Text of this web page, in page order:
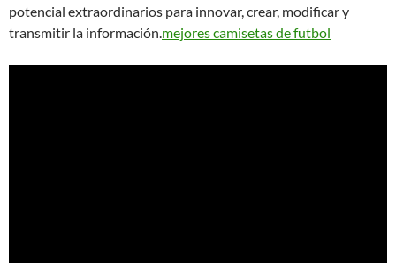
potencial extraordinarios para innovar, crear, modificar y
transmitir la información.mejores camisetas de futbol